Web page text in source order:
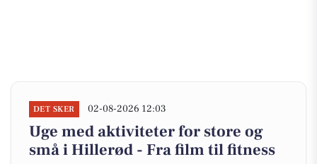
DET SKER 02-08-2026 12:03
Uge med aktiviteter for store og
små i Hillerød - Fra film til fitness